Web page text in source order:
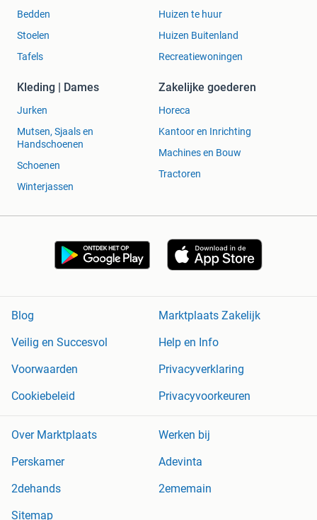
Bedden
Stoelen
Tafels
Huizen te huur
Huizen Buitenland
Recreatiewoningen
Kleding | Dames
Jurken
Mutsen, Sjaals en
Handschoenen
Schoenen
Winterjassen
Zakelijke goederen
Horeca
Kantoor en Inrichting
Machines en Bouw
Tractoren
Blog
Marktplaats Zakelijk
Veilig en Succesvol
Help en Info
Voorwaarden
Privacyverklaring
Cookiebeleid
Privacyvoorkeuren
Over Marktplaats
Werken bij
Perskamer
Adevinta
2dehands
2ememain
Sitemap